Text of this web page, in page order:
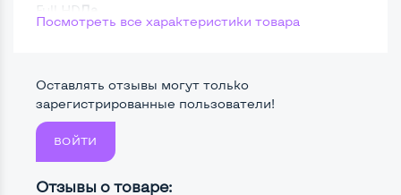
Full HD Да
Screen 360 Нет
Посмотреть все характеристики товара
Оставлять отзывы могут только
зарегистрированные пользователи!
ВОЙТИ
Отзывы о товаре: